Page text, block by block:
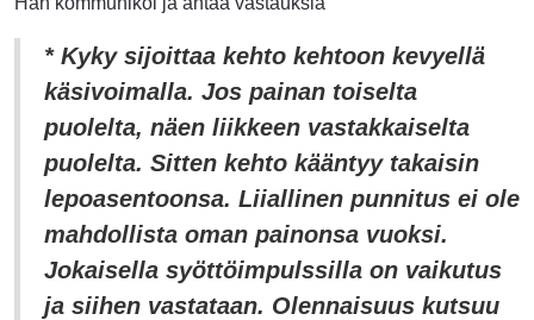
* Kyky sijoittaa kehto kehtoon kevyellä
käsivoimalla. Jos painan toiselta
puolelta, näen liikkeen vastakkaiselta
puolelta. Sitten kehto kääntyy takaisin
lepoasentoonsa. Liiallinen punnitus ei ole
mahdollista oman painonsa vuoksi.
Jokaisella syöttöimpulssilla on vaikutus
ja siihen vastataan. Olennaisuus kutsuu